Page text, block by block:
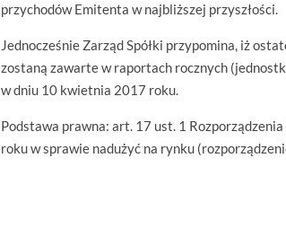
przychodów Emitenta w najbliższej przyszłości.
Jednocześnie Zarząd Spółki przypomina, iż
zostaną zawarte w raportach rocznych
w dniu 10 kwietnia 2017 roku.
Podstawa prawna: art. 17 ust. 1
roku w sprawie nadużyć na rynku